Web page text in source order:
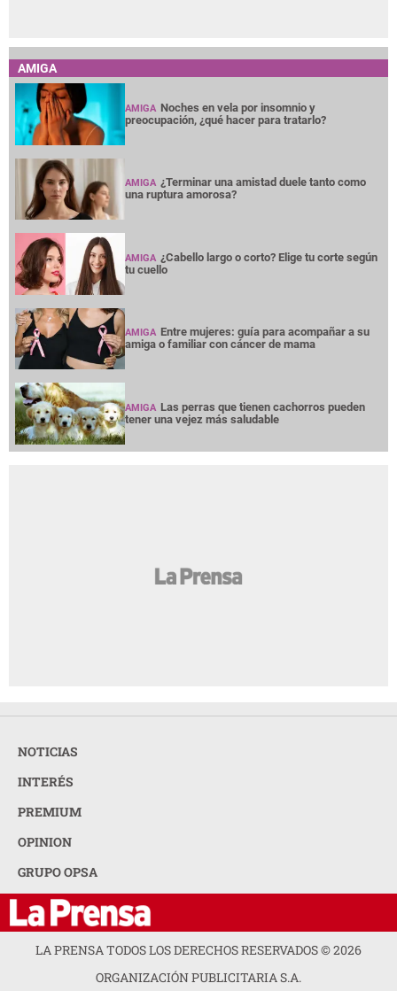
AMIGA
AMIGA Noches en vela por insomnio y
preocupación, ¿qué hacer para tratarlo?
AMIGA ¿Terminar una amistad duele tanto como
una ruptura amorosa?
AMIGA ¿Cabello largo o corto? Elige tu corte según
tu cuello
AMIGA Entre mujeres: guía para acompañar a su
amiga o familiar con cáncer de mama
AMIGA Las perras que tienen cachorros pueden
tener una vejez más saludable
NOTICIAS
INTERÉS
PREMIUM
OPINION
GRUPO OPSA
LA PRENSA TODOS LOS DERECHOS RESERVADOS ©2026
ORGANIZACIÓN PUBLICITARIA S.A.